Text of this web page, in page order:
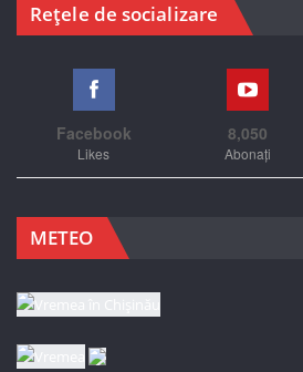
Rețele de socializare
Facebook
Likes
8,050
Abonați
METEO